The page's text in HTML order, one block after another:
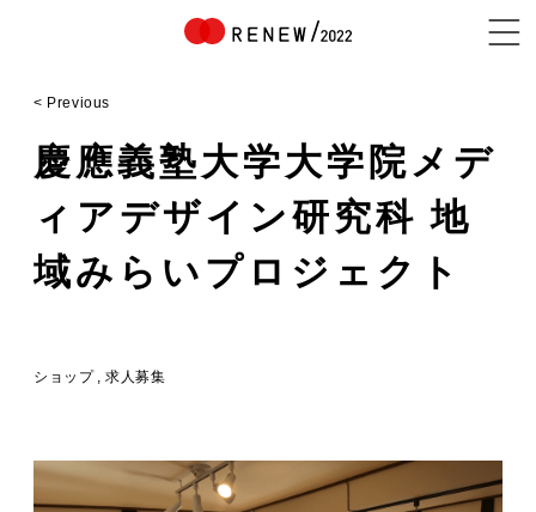
ABOUT
< Previous
慶應義塾大学大学院メデ
ィアデザイン研究科 地
域みらいプロジェクト
ショップ 求人募集